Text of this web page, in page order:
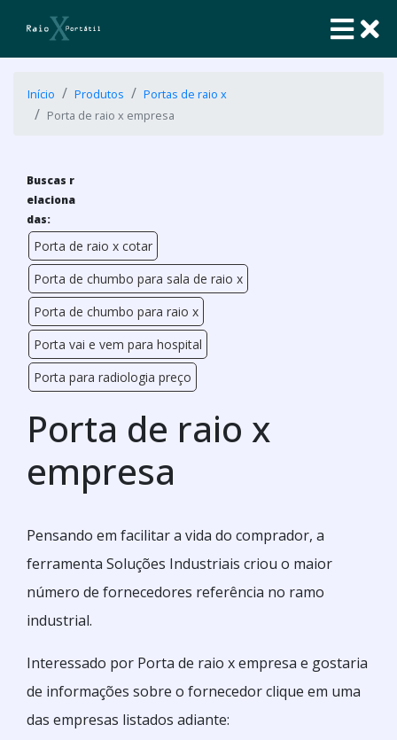
Início Produtos
Portas de raio x
Porta de raio x empresa
Buscas r
elaciona
das:
Porta de raio x cotar
Porta de chumbo para sala de raio x
Porta de chumbo para raio x
Porta vai e vem para hospital
Porta para radiologia preço
Porta de raio x
empresa
Pensando em facilitar a vida do comprador, a
ferramenta Soluções Industriais criou o maior
número de fornecedores referência no ramo
industrial.
Interessado por Porta de raio x empresa e gostaria
de informações sobre o fornecedor clique em uma
das empresas listados adiante: